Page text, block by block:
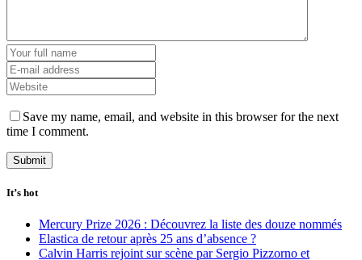
Save my name, email, and website in this browser for the next
time I comment.
It’s hot
Mercury Prize 2026 : Découvrez la liste des douze nommés
Elastica de retour après 25 ans d’absence ?
Calvin Harris rejoint sur scène par Sergio Pizzorno et